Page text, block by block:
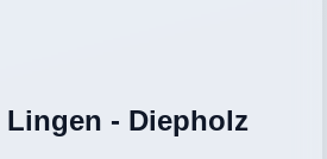
Lingen - Diepholz